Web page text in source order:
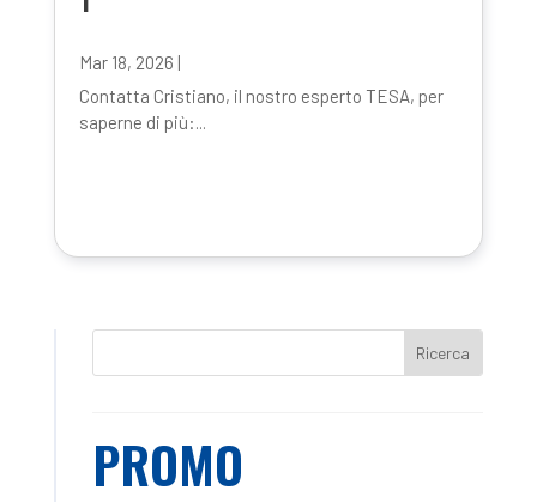
Mar 18, 2026 |
Contatta Cristiano, il nostro esperto TESA, per
saperne di più:...
PROMO